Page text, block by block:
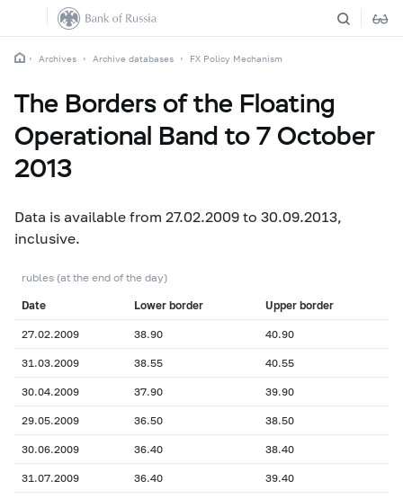
Archives Archive databases FX Policy Mechanism
The Borders of the Floating
Operational Band to 7 October
2013
Data is available from 27.02.2009 to 30.09.2013,
inclusive.
rubles (at the end of the day)
Date Lower border Upper border
27.02.2009 38.90 40.90
31.03.2009 38.55 40.55
30.04.2009 37.90 39.90
29.05.2009 36.50 38.50
30.06.2009 36.40 38.40
31.07.2009 36.40 39.40